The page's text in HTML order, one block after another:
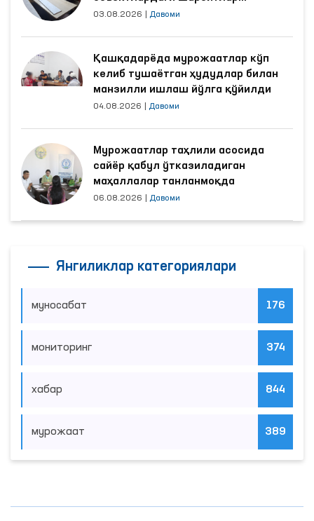
яхшиланди
03.08.2026 Давоми
Қашқадарёда мурожаатлар кўп
келиб тушаётган ҳудудлар билан
манзилли ишлаш йўлга қўйилди
04.08.2026 Давоми
Мурожаатлар таҳлили асосида
сайёр қабул ўтказиладиган
маҳаллалар танланмоқда
06.08.2026 Давоми
Янгиликлар категориялари
муносабат 176
мониторинг 374
хабар 844
мурожаат 389